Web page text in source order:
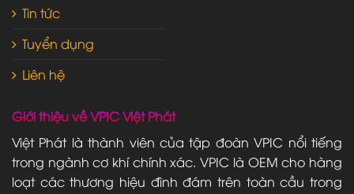
Tin tức
Tuyển dụng
Liên hệ
Giới thiệu về VPIC Việt Phát
Việt Phát là thành viên của tập đoàn VPIC nổi tiếng
trong ngành cơ khí chính xác. VPIC là OEM cho hàng
loạt các thương hiệu đình đám trên toàn cầu trong